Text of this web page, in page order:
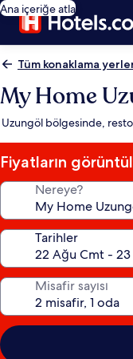
Ana içeriğe atla
Tüm konaklama
My Home
Uzungöl bölgesinde,
Fiyatların
Nereye?
Tarihler
Misafir sayısı